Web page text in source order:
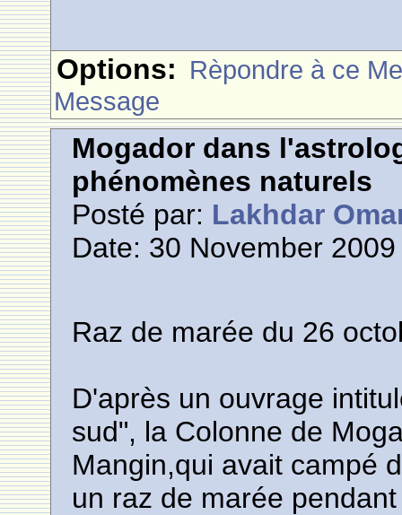
Options: Rèpondre à ce
Message
Mogador dans
phénomènes naturels
Posté par: Lakhdar
Date: 30 November
Raz de marée du 26
D'après un ouvrage
sud", la Colonne de
Mangin,qui avait campé
un raz de marée